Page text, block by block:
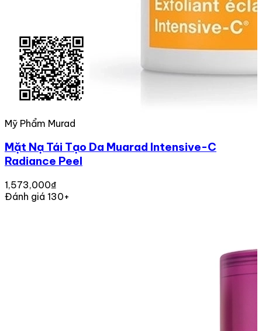
Mỹ Phẩm Murad
Mặt Nạ Tái Tạo Da Muarad Intensive-C
Radiance Peel
1,573,000₫
Đánh giá 130+